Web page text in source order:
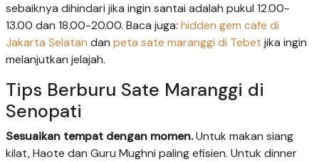
sebaiknya dihindari jika ingin santai adalah pukul 12.00-
13.00 dan 18.00-20.00. Baca juga: hidden gem cafe di
Jakarta Selatan dan peta sate maranggi di Tebet jika ingin
melanjutkan jelajah.
Tips Berburu Sate Maranggi di
Senopati
Sesuaikan tempat dengan momen.Untuk makan siang
kilat, Haote dan Guru Mughni paling efisien. Untuk dinner